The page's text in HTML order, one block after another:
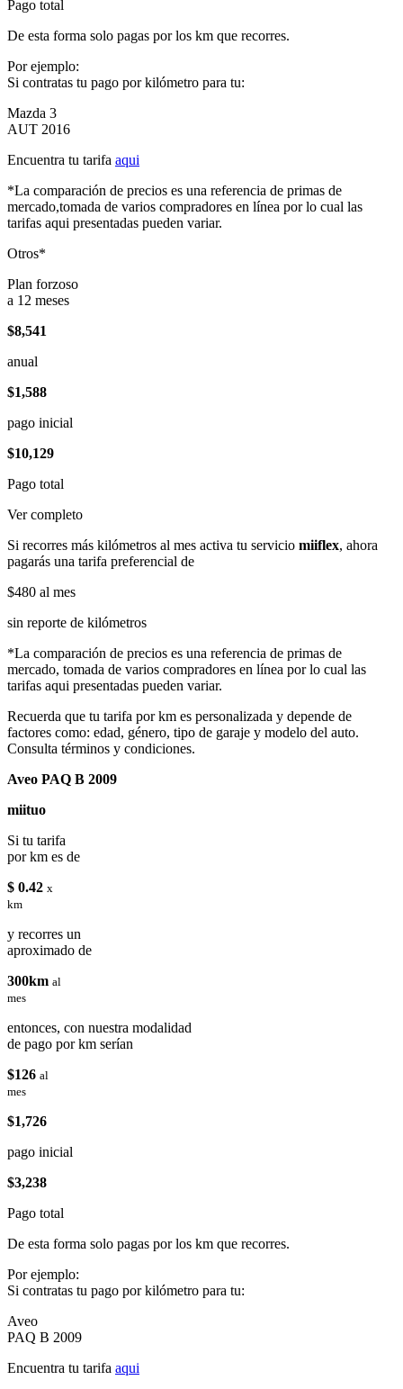
Pago total
De esta forma solo pagas por los km que recorres.
Por ejemplo:
Si contratas tu pago por kilómetro para tu:
Mazda 3
AUT 2016
Encuentra tu tarifa aqui
*La comparación de precios es una referencia de primas de
mercado,tomada de varios compradores en línea por lo cual las
tarifas aqui presentadas pueden variar.
Otros*
Plan forzoso
a 12 meses
$8,541
anual
$1,588
pago inicial
$10,129
Pago total
Ver completo
Si recorres más kilómetros al mes activa tu servicio miiflex, ahora
pagarás una tarifa preferencial de
$480 al mes
sin reporte de kilómetros
*La comparación de precios es una referencia de primas de
mercado, tomada de varios compradores en línea por lo cual las
tarifas aqui presentadas pueden variar.
Recuerda que tu tarifa por km es personalizada y depende de
factores como: edad, género, tipo de garaje y modelo del auto.
Consulta términos y condiciones.
Aveo PAQ B 2009
miituo
Si tu tarifa
por km es de
$ 0.42 x
km
y recorres un
aproximado de
300km al
mes
entonces, con nuestra modalidad
de pago por km serían
$126 al
mes
$1,726
pago inicial
$3,238
Pago total
De esta forma solo pagas por los km que recorres.
Por ejemplo:
Si contratas tu pago por kilómetro para tu:
Aveo
PAQ B 2009
Encuentra tu tarifa aqui